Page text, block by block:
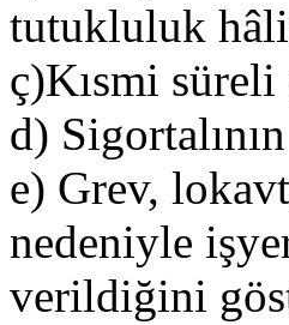
tutukluluk
ç)Kısmi süreli
d)
e) Grev,
nedeniyle
verildiğini